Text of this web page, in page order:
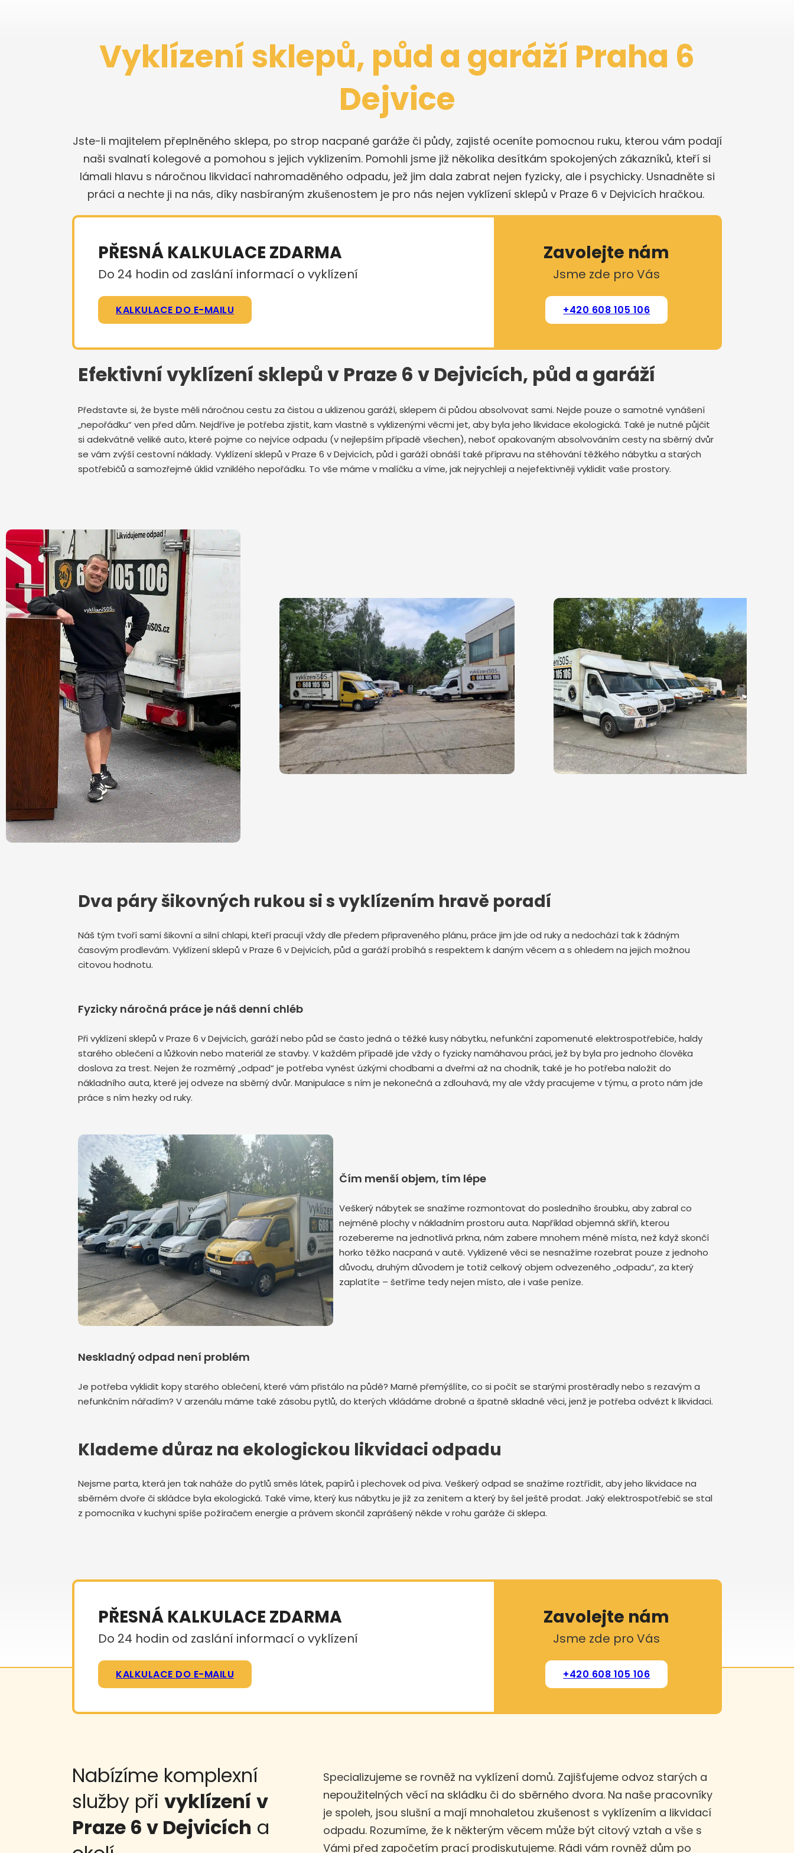
Vyklízení sklepů, půd a garáží Praha 6
Dejvice
Jste-li majitelem přeplněného sklepa, po strop nacpané garáže či půdy, zajisté oceníte pomocnou ruku, kterou vám podají
naši svalnatí kolegové a pomohou s jejich vyklizením. Pomohli jsme již několika desítkám spokojených zákazníků, kteří si
lámali hlavu s náročnou likvidací nahromaděného odpadu, jež jim dala zabrat nejen fyzicky, ale i psychicky. Usnadněte si
práci a nechte ji na nás, díky nasbíraným zkušenostem je pro nás nejen vyklízení sklepů v Praze 6 v Dejvicích hračkou.
PŘESNÁ KALKULACE ZDARMA
Do 24 hodin od zaslání informací o vyklízení
KALKULACE DO E-MAILU
Zavolejte nám
Jsme zde pro Vás
+420 608 105 106
Efektivní vyklízení sklepů v Praze 6 v Dejvicích, půd a garáží
Představte si, že byste měli náročnou cestu za čistou a uklizenou garáží, sklepem či půdou absolvovat sami. Nejde pouze o samotné vynášení
„nepořádku“ ven před dům. Nejdříve je potřeba zjistit, kam vlastně s vyklizenými věcmi jet, aby byla jeho likvidace ekologická. Také je nutné půjčit
si adekvátně veliké auto, které pojme co nejvíce odpadu (v nejlepším případě všechen), neboť opakovaným absolvováním cesty na sběrný dvůr
se vám zvýší cestovní náklady. Vyklízení sklepů v Praze 6 v Dejvicích, půd i garáží obnáší také přípravu na stěhování těžkého nábytku a starých
spotřebičů a samozřejmě úklid vzniklého nepořádku. To vše máme v malíčku a víme, jak nejrychleji a nejefektivněji vyklidit vaše prostory.
Dva páry šikovných rukou si s vyklízením hravě poradí
Náš tým tvoří samí šikovní a silní chlapi, kteří pracují vždy dle předem připraveného plánu, práce jim jde od ruky a nedochází tak k žádným
časovým prodlevám. Vyklízení sklepů v Praze 6 v Dejvicích, půd a garáží probíhá s respektem k daným věcem a s ohledem na jejich možnou
citovou hodnotu.
Fyzicky náročná práce je náš denní chléb
Při vyklízení sklepů v Praze 6 v Dejvicích, garáží nebo půd se často jedná o těžké kusy nábytku, nefunkční zapomenuté elektrospotřebiče, haldy
starého oblečení a lůžkovin nebo materiál ze stavby. V každém případě jde vždy o fyzicky namáhavou práci, jež by byla pro jednoho člověka
doslova za trest. Nejen že rozměrný „odpad“ je potřeba vynést úzkými chodbami a dveřmi až na chodník, také je ho potřeba naložit do
nákladního auta, které jej odveze na sběrný dvůr. Manipulace s ním je nekonečná a zdlouhavá, my ale vždy pracujeme v týmu, a proto nám jde
práce s ním hezky od ruky.
Čím menší objem, tím lépe
Veškerý nábytek se snažíme rozmontovat do posledního šroubku, aby zabral co
nejméně plochy v nákladním prostoru auta. Například objemná skříň, kterou
rozebereme na jednotlivá prkna, nám zabere mnohem méně místa, než když skončí
horko těžko nacpaná v autě. Vyklizené věci se nesnažíme rozebrat pouze z jednoho
důvodu, druhým důvodem je totiž celkový objem odvezeného „odpadu“, za který
zaplatíte – šetříme tedy nejen místo, ale i vaše peníze.
Neskladný odpad není problém
Je potřeba vyklidit kopy starého oblečení, které vám přistálo na půdě? Marně přemýšlíte, co si počít se starými prostěradly nebo s rezavým a
nefunkčním nářadím? V arzenálu máme také zásobu pytlů, do kterých vkládáme drobné a špatně skladné věci, jenž je potřeba odvézt k likvidaci.
Klademe důraz na ekologickou likvidaci odpadu
Nejsme parta, která jen tak naháže do pytlů směs látek, papírů i plechovek od piva. Veškerý odpad se snažíme roztřídit, aby jeho likvidace na
sběrném dvoře či skládce byla ekologická. Také víme, který kus nábytku je již za zenitem a který by šel ještě prodat. Jaký elektrospotřebič se stal
z pomocníka v kuchyni spíše požíračem energie a právem skončil zaprášený někde v rohu garáže či sklepa.
PŘESNÁ KALKULACE ZDARMA
Do 24 hodin od zaslání informací o vyklízení
KALKULACE DO E-MAILU
Zavolejte nám
Jsme zde pro Vás
+420 608 105 106
Nabízíme komplexní
služby při vyklízení v
Praze 6 v Dejvicích a
Specializujeme se rovněž na vyklízení domů. Zajišťujeme odvoz starých a
nepoužitelných věcí na skládku či do sběrného dvora. Na naše pracovníky
je spoleh, jsou slušní a mají mnohaletou zkušenost s vyklízením a likvidací
odpadu. Rozumíme, že k některým věcem může být citový vztah a vše s
Vámi před započetím prací prodiskutujeme. Rádi vám rovněž dům po
Odeslat zprávu